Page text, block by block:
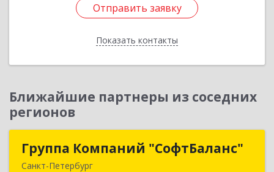
Отправить заявку
Показать контакты
Отправить заявку
Назад
Ближайшие партнеры из соседних
регионов
Группа Компаний "СофтБаланс"
Санкт-Петербург
Группа Компаний "СофтБаланс"